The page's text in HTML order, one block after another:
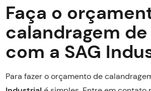
Faça o
calandragem
com a SAG
Para fazer o orçamento de